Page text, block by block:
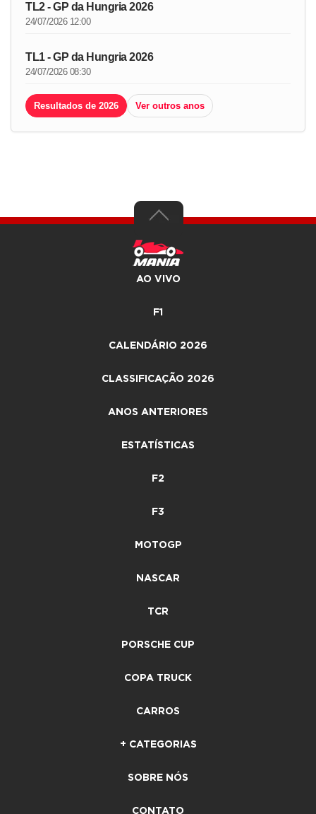
TL2 - GP da Hungria 2026
24/07/2026 12:00
TL1 - GP da Hungria 2026
24/07/2026 08:30
Resultados de 2026 Ver outros anos
AO VIVO
F1
CALENDÁRIO 2026
CLASSIFICAÇÃO 2026
ANOS ANTERIORES
ESTATÍSTICAS
F2
F3
MOTOGP
NASCAR
TCR
PORSCHE CUP
COPA TRUCK
CARROS
+ CATEGORIAS
SOBRE NÓS
CONTATO